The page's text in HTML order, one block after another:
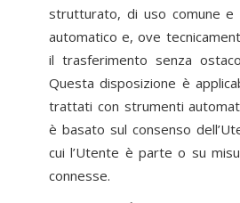
strutturato, di uso comune e
automatico e, ove
il trasferimento senza
Questa disposizione è
trattati con strumenti
è basato sul consenso
cui l’Utente è parte o su
connesse.